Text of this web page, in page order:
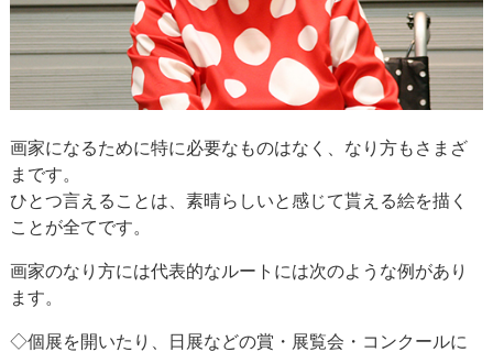
画家になるために特に必要なものはなく、なり方もさまざ
まです。
ひとつ言えることは、素晴らしいと感じて貰える絵を描く
ことが全てです。
画家のなり方には代表的なルートには次のような例があり
ます。
◇個展を開いたり、日展などの賞・展覧会・コンクールに